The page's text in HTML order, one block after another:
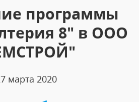
программы
8" в ООО
марта 2020